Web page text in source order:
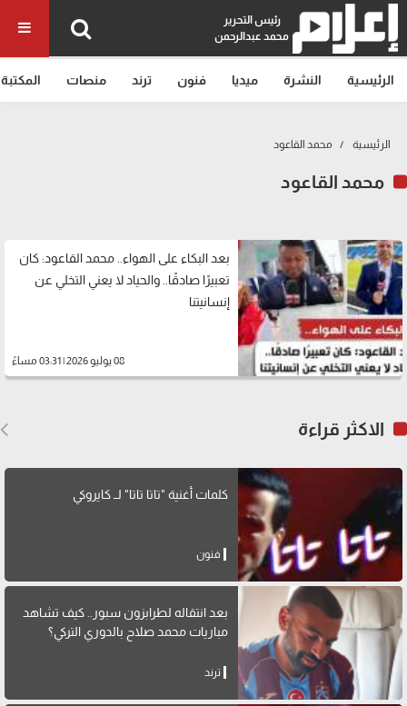
رئيس التحرير
محمد عبدالرحمن
الرئيسية النشرة ميديا فنون ترند منصات المكتبة
الرئيسية محمد القاعود
محمد القاعود
بعد البكاء على الهواء.. محمد القاعود: كان
تعبيرًا صادقًا.. والحياد لا يعني التخلي عن
إنسانيتنا
08 يوليو 2026 | 03:31 مساءً
الاكثر قراءة
كلمات أغنية "تاتا تاتا" لــ كايروكي
فنون
بعد انتقاله لطرابزون سبور.. كيف تشاهد
مباريات محمد صلاح بالدوري التركي؟
ترند